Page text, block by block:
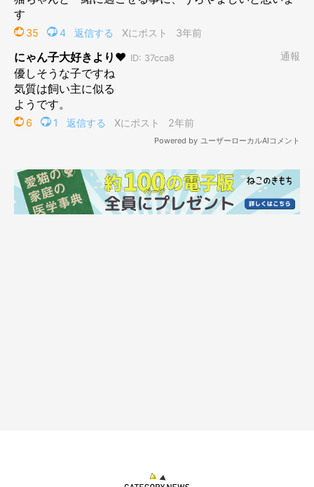
@MikaMaumau
飼い主さんご夫婦に保護されたあんこちゃんですが、どのような
出会いだったのでしょうか。あんこちゃんとの出会いのエピソー
ドや現在の暮らしの様子について、飼い主さんにお話を聞きまし